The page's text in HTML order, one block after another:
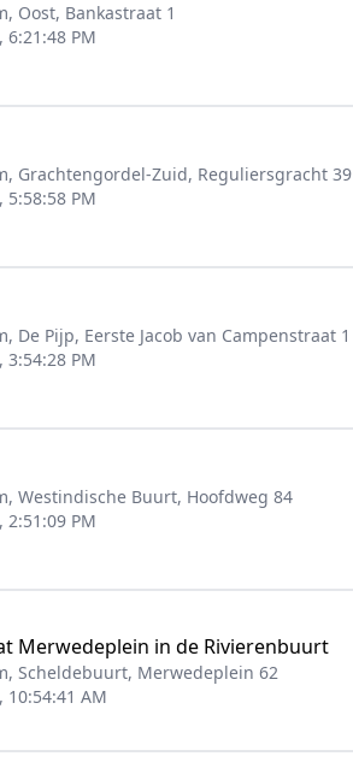
Oost, Bankastraat 1
6:21:48 PM
Grachtengordel-Zuid, Reguliersgracht 39
5:58:58 PM
De Pijp, Eerste Jacob van Campenstraat 1
3:54:28 PM
Westindische Buurt, Hoofdweg 84
2:51:09 PM
Merwedeplein in de Rivierenbuurt
Scheldebuurt, Merwedeplein 62
10:54:41 AM